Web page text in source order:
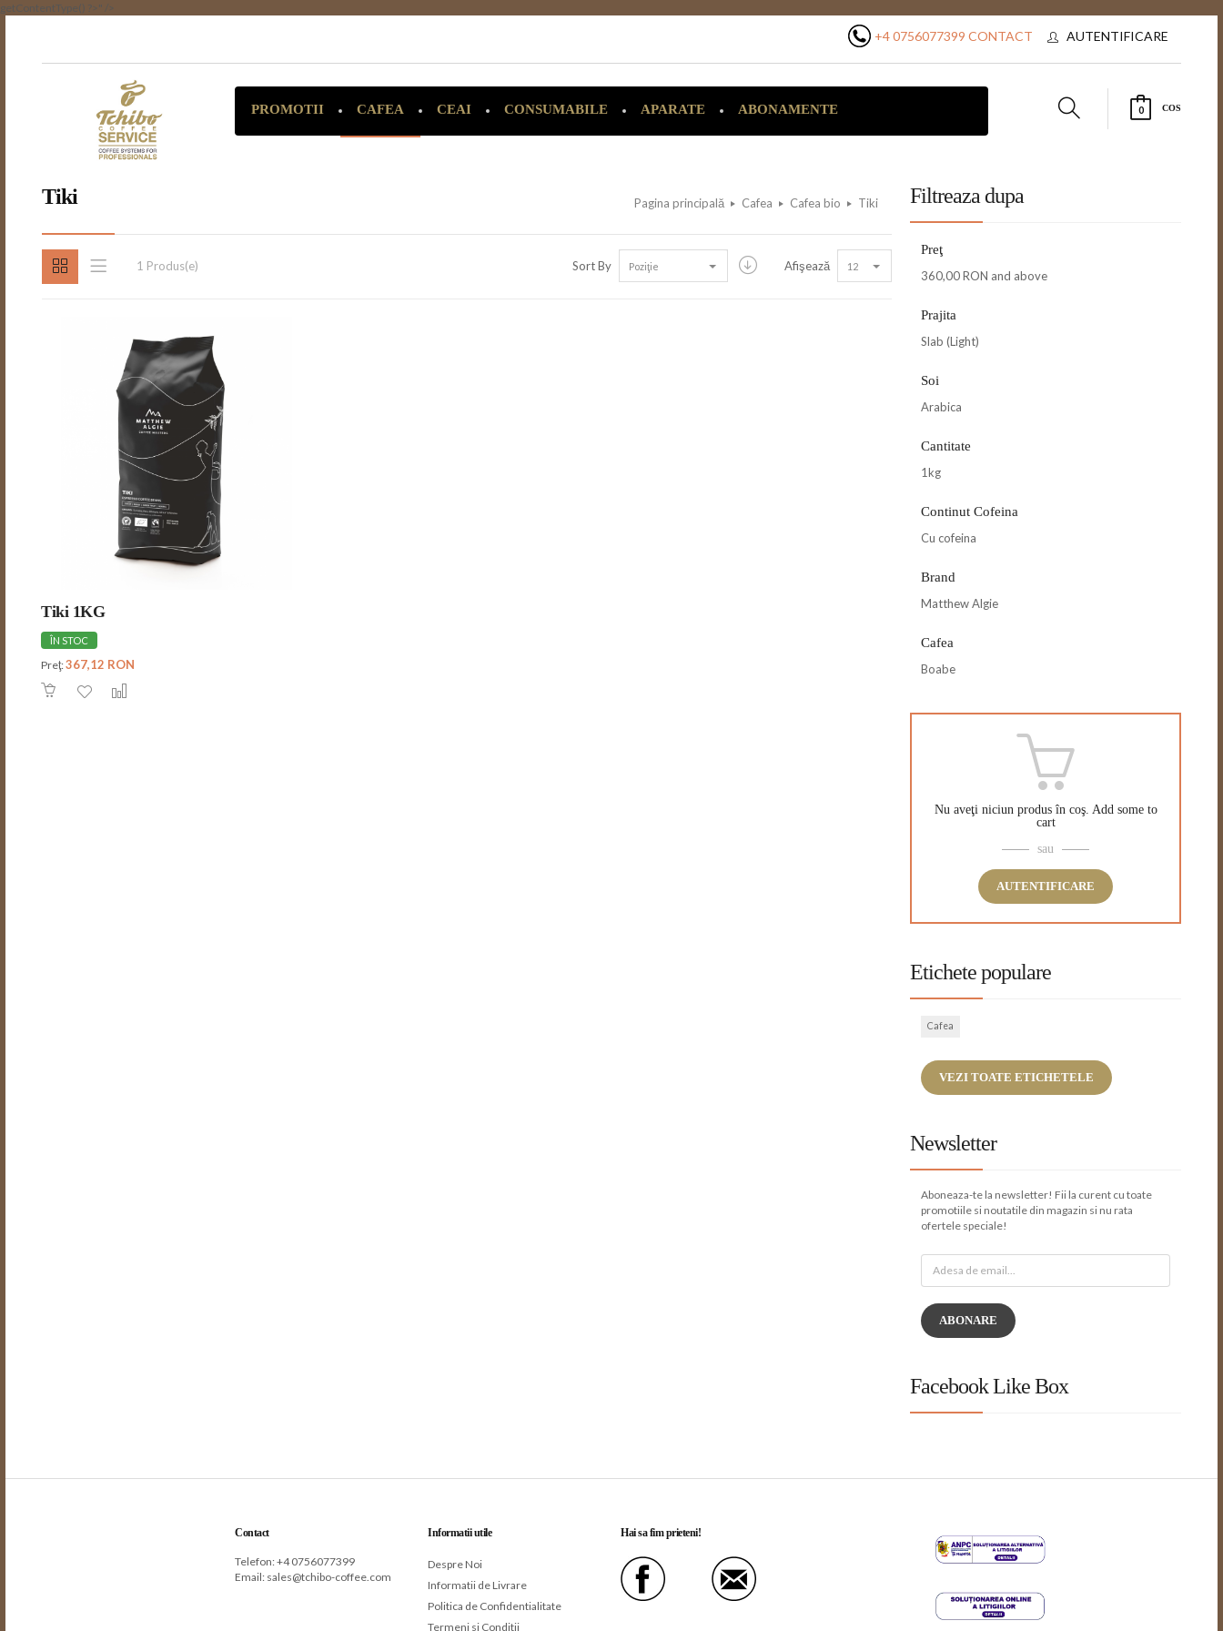
getContentType() ?>" />
+4 0756077399 CONTACT AUTENTIFICARE
PROMOTII CAFEA CEAI CONSUMABILE APARATE ABONAMENTE 0 COS
Tiki Pagina principală Cafea Cafea bio Tiki
1 Produs(e) Afişează 12
Sort By Poziţie
Tiki 1KG
ÎN STOC
Preţ:367,12 RON
Filtreaza dupa
Preţ
360,00 RON and above
Prajita
Slab (Light)
Soi
Arabica
Cantitate
1kg
Continut Cofeina
Cu cofeina
Brand
Matthew Algie
Cafea
Boabe
Nu aveţi niciun produs în coş. Add some to
cart
sau
AUTENTIFICARE
Etichete populare
Cafea
VEZI TOATE ETICHETELE
Newsletter
Aboneaza-te la newsletter! Fii la curent cu toate
promotiile si noutatile din magazin si nu rata
ofertele speciale!
ABONARE
Facebook Like Box
Contact
Telefon: +4 0756077399
Email: sales@tchibo-coffee.com
Informatii utile
Despre Noi
Informatii de Livrare
Politica de Confidentialitate
Termeni si Conditii
Hai sa fim prieteni!